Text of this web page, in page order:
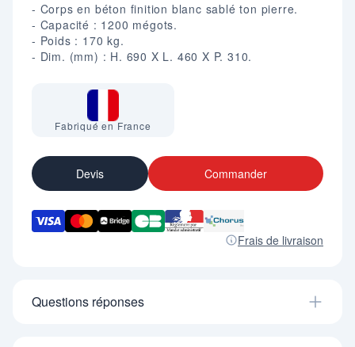
- Corps en béton finition blanc sablé ton pierre.
- Capacité : 1200 mégots.
- Poids : 170 kg.
- Dim. (mm) : H. 690 X L. 460 X P. 310.
Fabriqué en France
Devis Commander
Frais de livraison
Questions réponses